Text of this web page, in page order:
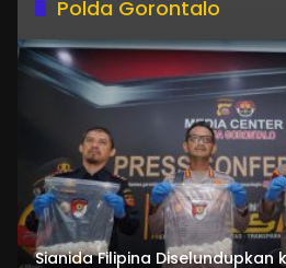
Polda Gorontalo
Sianida Filipina Diselundupkan